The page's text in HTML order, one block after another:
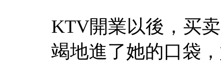
KTV開業以後，买
竭地進了她的口袋